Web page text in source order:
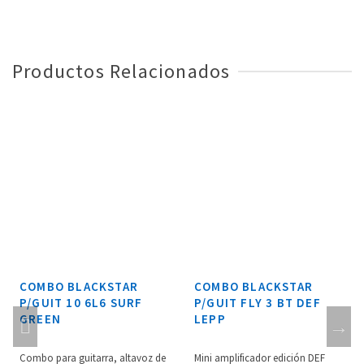
Productos Relacionados
COMBO BLACKSTAR
P/GUIT 10 6L6 SURF
GREEN
Combo para guitarra, altavoz de
COMBO BLACKSTAR
P/GUIT FLY 3 BT DEF
LEPP
Mini amplificador edición DEF